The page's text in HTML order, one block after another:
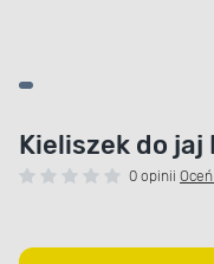
Kieliszek do jaj
0 opinii